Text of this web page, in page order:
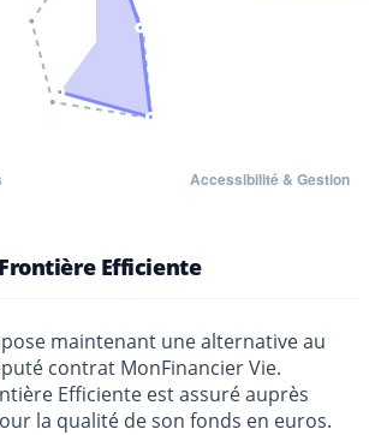
Efficiente
maintenant une alternative au
contrat MonFinancier Vie.
Efficiente est assuré auprès
la qualité de son fonds en euros.